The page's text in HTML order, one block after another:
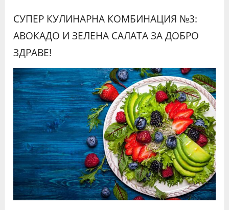
СУПЕР КУЛИНАРНА КОМБИНАЦИЯ №3:
АВОКАДО И ЗЕЛЕНА САЛАТА ЗА ДОБРО
ЗДРАВЕ!